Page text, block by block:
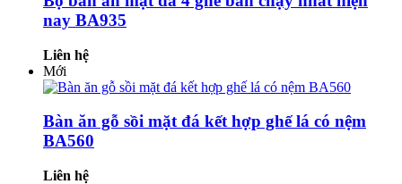
nay BA935
Liên hệ
Mới
Bàn ăn gỗ sồi mặt đá kết hợp ghế lá có nệm
BA560
Liên hệ